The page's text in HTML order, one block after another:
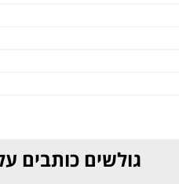
גולשים כותבים